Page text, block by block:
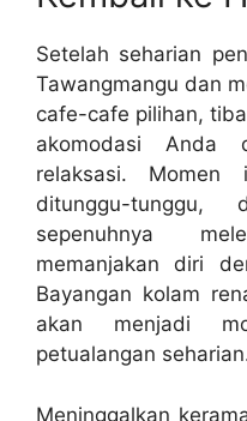
Setelah seharian
Tawangmangu dan
cafe-cafe pilihan,
akomodasi Anda
relaksasi.
ditunggu-
sepenuhnya
memanjakan diri
Bayangan kolam
akan menjadi
petualangan
Meninggalkan